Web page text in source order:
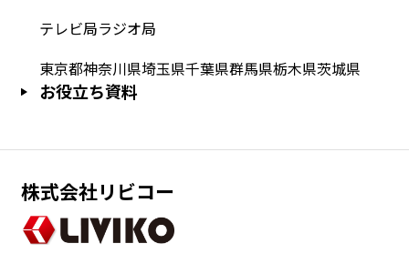
株式会社リビコー
テレビ局ラジオ局
東京都神奈川県埼玉県千葉県群馬県栃木県茨城県
お役立ち資料